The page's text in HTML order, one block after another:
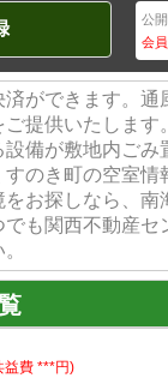
公
会
ができます。通
提供いたします
備が敷地内ごみ
のき町の空室情
お探しなら、南
も関西不動産セ
益費 ***円)